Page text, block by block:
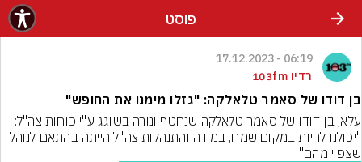
פוסט
06:19 - 17.12.2023
רדיו 103fm
בן דודו של סאמר טלאלקה: "גזלו מימנו את החופש"
שצפוי מהם"